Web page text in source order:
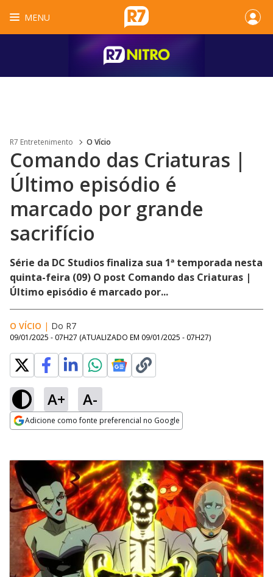
MENU
R7 Entretenimento O Vício
Comando das Criaturas |
Último episódio é
marcado por grande
sacrifício
Série da DC Studios finaliza sua 1ª temporada nesta
quinta-feira (09) O post Comando das Criaturas |
Último episódio é marcado por...
O VÍCIO | Do R7
09/01/2025 - 07H27 (ATUALIZADO EM 09/01/2025 - 07H27)
A+ A-
Adicione como fonte preferencial no Google